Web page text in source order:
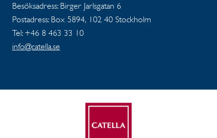
Besöksadress: Birger Jarlsgatan 6
Postadress: Box 5894, 102 40 Stockholm
Tel: +46 8 463 33 10
info@catella.se